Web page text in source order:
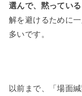
選んで、黙っている
解を避けるために
多いです。
以前まで、「場面